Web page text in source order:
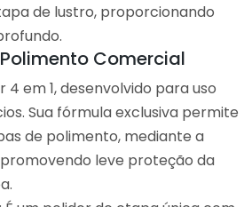
de lustro, proporcionando
Comercial
4 em 1, desenvolvido para uso
Sua fórmula exclusiva permite
de polimento, mediante a
leve proteção da